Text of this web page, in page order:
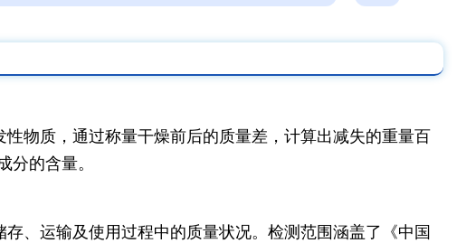
物质，通过称量干燥前后的质量差，计算出减失的重量百
的含量。
、运输及使用过程中的质量状况。检测范围涵盖了《中国